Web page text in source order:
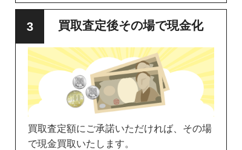
買取査定後その場で現金化
買取査定額にご承諾いただければ、その場
で現金買取いたします。